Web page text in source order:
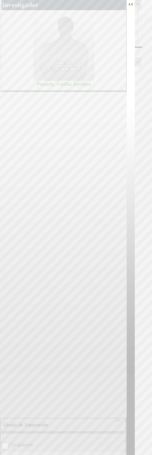
+
-
Investigador
Perczyk, Cecilia Josefina
Grado de Separación ››
Co-autores
‹‹